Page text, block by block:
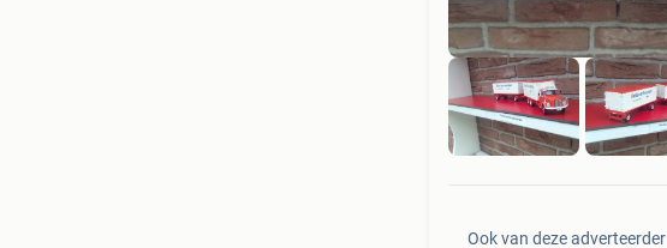
Ook van deze adverteerder